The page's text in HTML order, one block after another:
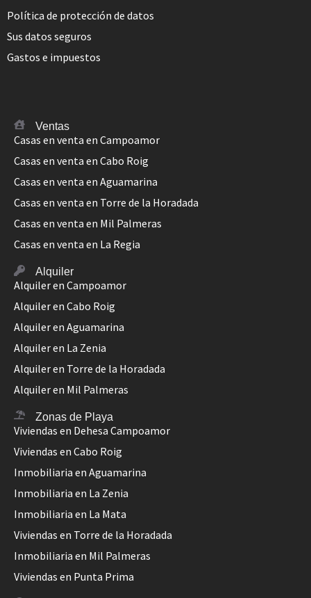
Política de protección de datos
Sus datos seguros
Gastos e impuestos
Ventas
Casas en venta en Campoamor
Casas en venta en Cabo Roig
Casas en venta en Aguamarina
Casas en venta en Torre de la Horadada
Casas en venta en Mil Palmeras
Casas en venta en La Regia
Alquiler
Alquiler en Campoamor
Alquiler en Cabo Roig
Alquiler en Aguamarina
Alquiler en La Zenia
Alquiler en Torre de la Horadada
Alquiler en Mil Palmeras
Zonas de Playa
Viviendas en Dehesa Campoamor
Viviendas en Cabo Roig
Inmobiliaria en Aguamarina
Inmobiliaria en La Zenia
Inmobiliaria en La Mata
Viviendas en Torre de la Horadada
Inmobiliaria en Mil Palmeras
Viviendas en Punta Prima